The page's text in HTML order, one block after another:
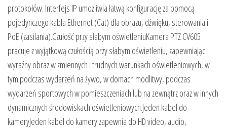
protokołów. Interfejs IP umożliwia łatwą konfigurację za pomocą
pojedynczego kabla Ethernet (Cat) dla obrazu, dźwięku, sterowania i
PoE (zasilania).Czułość przy słabym oświetleniuKamera PTZ CV605
pracuje z wyjątkową czułością przy słabym oświetleniu, zapewniając
wyraźny obraz w zmiennych i trudnych warunkach oświetleniowych, w
tym podczas wydarzeń na żywo, w domach modlitwy, podczas
wydarzeń sportowych w pomieszczeniach lub na zewnątrz oraz w innych
dynamicznych środowiskach oświetleniowych.Jeden kabel do
kameryJeden kabel do kamery zapewnia do HD video, audio,